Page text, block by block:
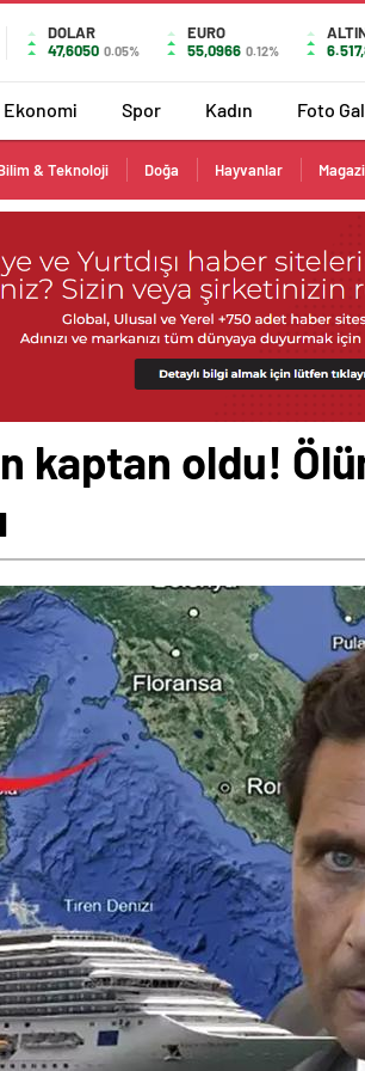
DOLAR
47,6050 0.05%
EURO
55,0966 0.12%
Ekonomi Spor Kadın Foto
& Teknoloji Doğa Hayvanlar
kaptan oldu!